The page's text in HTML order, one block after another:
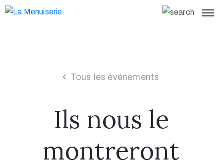
Tous les événements
Ils nous le
montreront